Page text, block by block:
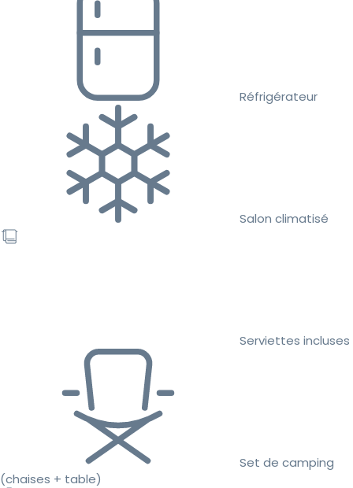
Réfrigérateur
Salon climatisé
Serviettes incluses
Set de camping
(chaises + table)